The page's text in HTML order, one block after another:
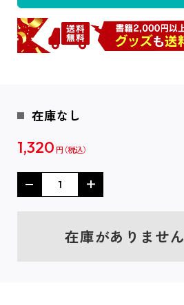
在庫なし
1,320 円
在庫がありません